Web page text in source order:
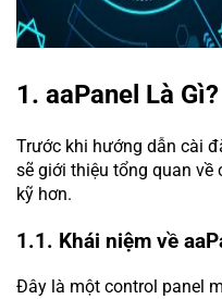
1. aaPanel Là Gì?
Trước khi hướng dẫn cài
sẽ giới thiệu tổng quan về
kỹ hơn.
1.1. Khái niệm về
Đây là một control panel